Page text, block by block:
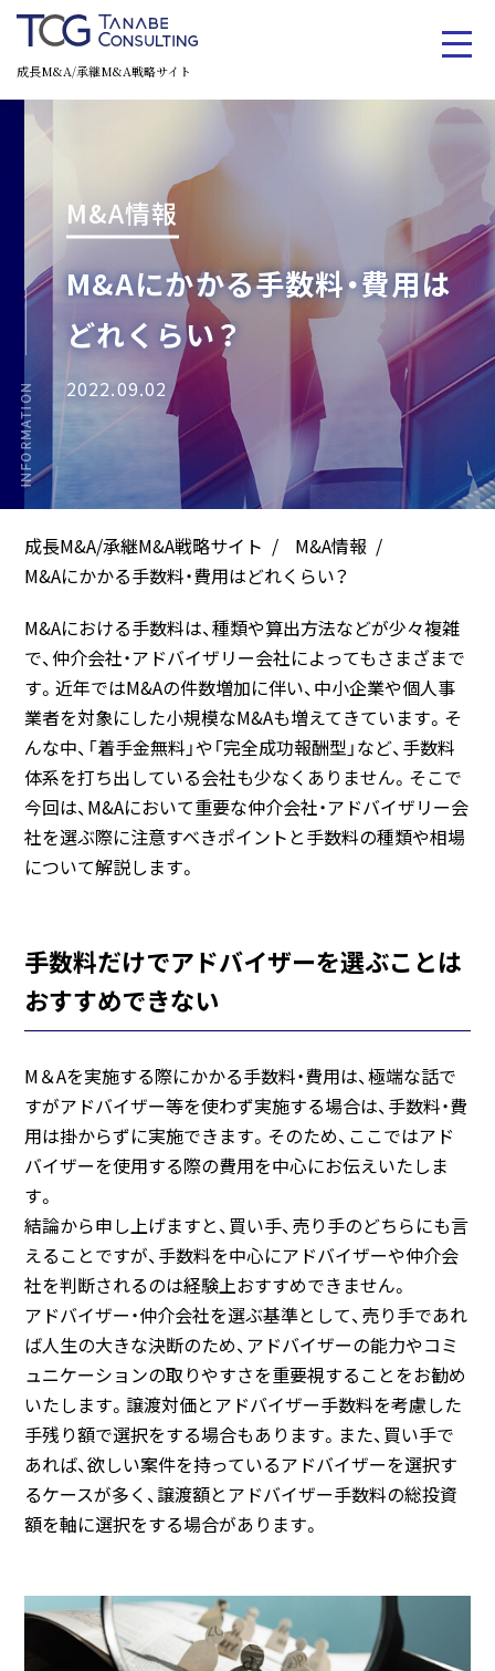
成長M&A/承継M&A戦略サイト
M&A情報
M&Aにかかる手数料・費用は
どれくらい？
2022.09.02
成長M&A/承継M&A戦略サイト
M&A情報
M&Aにかかる手数料・費用はどれくらい？
M&Aにおける手数料は、種類や算出方法などが少々複雑
で、仲介会社・アドバイザリー会社によってもさまざまで
す。近年ではM&Aの件数増加に伴い、中小企業や個人事
業者を対象にした小規模なM&Aも増えてきています。そ
んな中、「着手金無料」や「完全成功報酬型」など、手数料
体系を打ち出している会社も少なくありません。そこで
今回は、M&Aにおいて重要な仲介会社・アドバイザリー会
社を選ぶ際に注意すべきポイントと手数料の種類や相場
について解説します。
手数料だけでアドバイザーを選ぶことは
おすすめできない
M＆Aを実施する際にかかる手数料・費用は、極端な話で
すがアドバイザー等を使わず実施する場合は、手数料・費
用は掛からずに実施できます。そのため、ここではアド
バイザーを使用する際の費用を中心にお伝えいたしま
す。
結論から申し上げますと、買い手、売り手のどちらにも言
えることですが、手数料を中心にアドバイザーや仲介会
社を判断されるのは経験上おすすめできません。
アドバイザー・仲介会社を選ぶ基準として、売り手であれ
ば人生の大きな決断のため、アドバイザーの能力やコミ
ュニケーションの取りやすさを重要視することをお勧め
いたします。譲渡対価とアドバイザー手数料を考慮した
手残り額で選択をする場合もあります。また、買い手で
あれば、欲しい案件を持っているアドバイザーを選択す
るケースが多く、譲渡額とアドバイザー手数料の総投資
額を軸に選択をする場合があります。